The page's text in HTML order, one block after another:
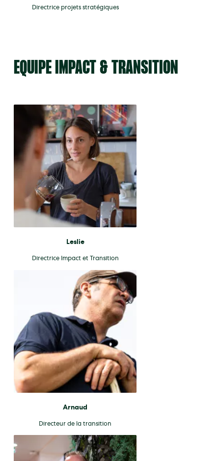
Directrice projets stratégiques
EQUIPE IMPACT & TRANSITION
Leslie
Directrice Impact et Transition
Arnaud
Directeur de la transition